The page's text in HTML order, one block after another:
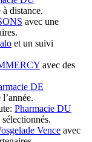
distance.
avec une
et un suivi
avec des
DE
Pharmacie DU
Vence avec